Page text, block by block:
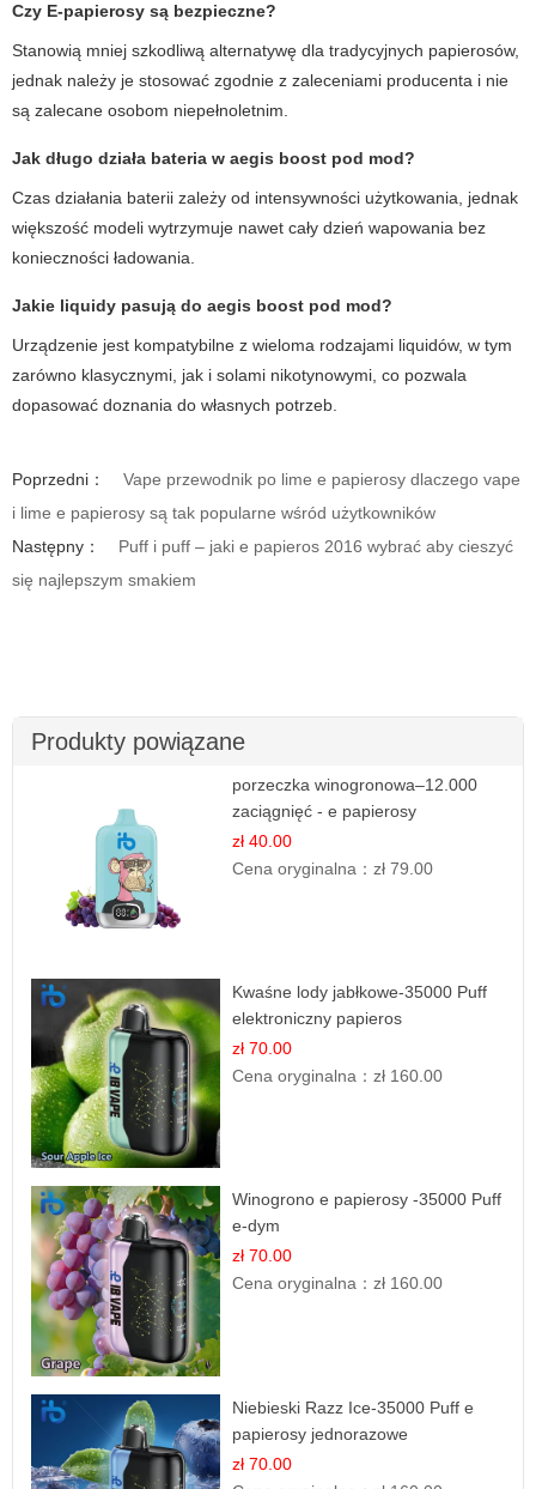
Czy E-papierosy są bezpieczne?
Stanowią mniej szkodliwą alternatywę dla tradycyjnych papierosów,
jednak należy je stosować zgodnie z zaleceniami producenta i nie
są zalecane osobom niepełnoletnim.
Jak długo działa bateria w aegis boost pod mod?
Czas działania baterii zależy od intensywności użytkowania, jednak
większość modeli wytrzymuje nawet cały dzień wapowania bez
konieczności ładowania.
Jakie liquidy pasują do aegis boost pod mod?
Urządzenie jest kompatybilne z wieloma rodzajami liquidów, w tym
zarówno klasycznymi, jak i solami nikotynowymi, co pozwala
dopasować doznania do własnych potrzeb.
Poprzedni：
Vape przewodnik po lime e papierosy dlaczego vape
i lime e papierosy są tak popularne wśród użytkowników
Następny：
Puff i puff – jaki e papieros 2016 wybrać aby cieszyć
się najlepszym smakiem
Produkty powiązane
porzeczka winogronowa–12.000
zaciągnięć - e papierosy
zł 40.00
Cena oryginalna：zł 79.00
Kwaśne lody jabłkowe-35000 Puff
elektroniczny papieros
zł 70.00
Cena oryginalna：zł 160.00
Winogrono e papierosy -35000 Puff
e-dym
zł 70.00
Cena oryginalna：zł 160.00
Niebieski Razz Ice-35000 Puff e
papierosy jednorazowe
zł 70.00